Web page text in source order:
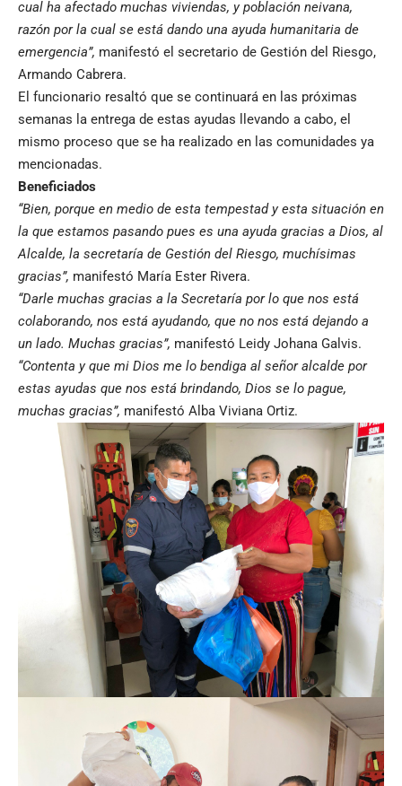
cual ha afectado muchas viviendas, y población neivana,
razón por la cual se está dando una ayuda humanitaria de
emergencia”, manifestó el secretario de Gestión del Riesgo,
Armando Cabrera.
El funcionario resaltó que se continuará en las próximas
semanas la entrega de estas ayudas llevando a cabo, el
mismo proceso que se ha realizado en las comunidades ya
mencionadas.
Beneficiados
“Bien, porque en medio de esta tempestad y esta situación en
la que estamos pasando pues es una ayuda gracias a Dios, al
Alcalde, la secretaría de Gestión del Riesgo, muchísimas
gracias”, manifestó María Ester Rivera.
“Darle muchas gracias a la Secretaría por lo que nos está
colaborando, nos está ayudando, que no nos está dejando a
un lado. Muchas gracias”, manifestó Leidy Johana Galvis.
“Contenta y que mi Dios me lo bendiga al señor alcalde por
estas ayudas que nos está brindando, Dios se lo pague,
muchas gracias”, manifestó Alba Viviana Ortiz.